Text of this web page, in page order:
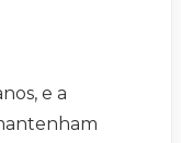
e a